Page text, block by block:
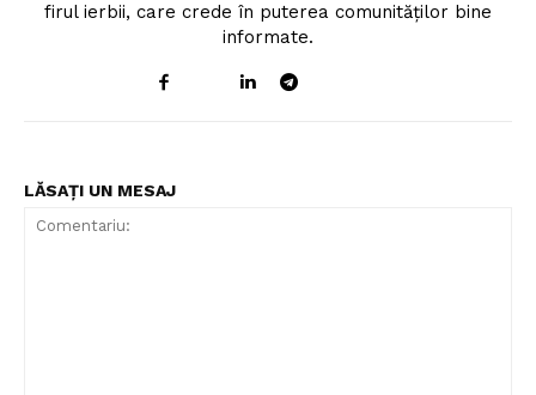
firul ierbii, care crede în puterea comunităților bine
informate.
LĂSAȚI UN MESAJ